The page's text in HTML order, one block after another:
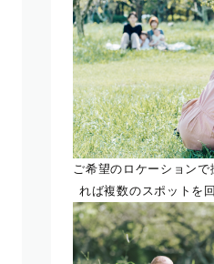
ご希望のロケーション
れば複数のスポットを